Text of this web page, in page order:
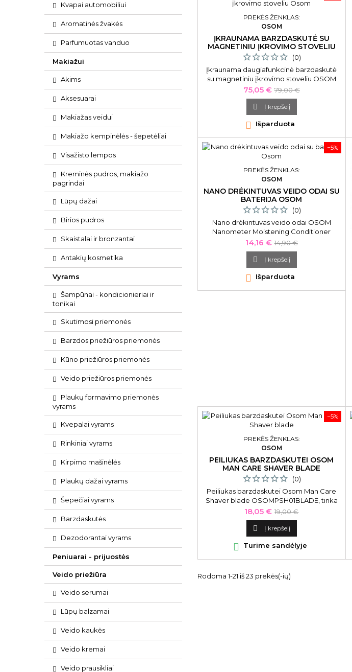
Kvapai automobiliui
Aromatinės žvakės
Parfumuotas vanduo
Makiažui
Akims
Aksesuarai
Makiažas veidui
Makiažo kempinėlės - šepetėliai
Visažisto lempos
Kreminės pudros, makiažo
pagrindai
Lūpų dažai
Birios pudros
Skaistalai ir bronzantai
Antakių kosmetika
Vyrams
Šampūnai - kondicionieriai ir
tonikai
Skutimosi priemonės
Barzdos priežiūros priemonės
Kūno priežiūros priemonės
Veido priežiūros priemonės
Plaukų formavimo priemonės
vyrams
Kvepalai vyrams
Rinkiniai vyrams
Kirpimo mašinėlės
Plaukų dažai vyrams
Šepečiai vyrams
Barzdaskutės
Dezodorantai vyrams
Peniuarai - prijuostės
Veido priežiūra
Veido serumai
Lūpų balzamai
Veido kaukės
Veido kremai
Veido prausikliai
PREKĖS ŽENKLAS:
OSOM
ĮKRAUNAMA BARZDASKUTĖ SU
MAGNETINIU ĮKROVIMO STOVELIU
OSOM
(0)
Įkraunama daugiafunkcinė barzdaskutė
su magnetiniu įkrovimo stoveliu OSOM
Men Care Electric Beard &amp; Head
Shaver OSOM6269
Kaina
75,05 € Bazinė
kaina
79,00 €
 Į krepšelį
 Išparduota
−5%
PREKĖS ŽENKLAS:
OSOM
NANO DRĖKINTUVAS VEIDO ODAI SU
BATERIJA OSOM
(0)
Nano drėkintuvas veido odai OSOM
Nanometer Moistening Conditioner
Facial Sprayer OSOM5520, odos
drėkinimui ir maitinimui
Kaina
14,16 € Bazinė
kaina
14,90 €
 Į krepšelį
 Išparduota
−5%
PREKĖS ŽENKLAS:
OSOM
PEILIUKAS BARZDASKUTEI OSOM
MAN CARE SHAVER BLADE
(0)
Peiliukas barzdaskutei Osom Man Care
Shaver blade OSOMPSH01BLADE, tinka
modeliui OSOMPSH01
Kaina
18,05 € Bazinė
kaina
19,00 €
 Į krepšelį
 Turime sandėlyje
Rodoma 1-21 iš 23 prekės(-ių)